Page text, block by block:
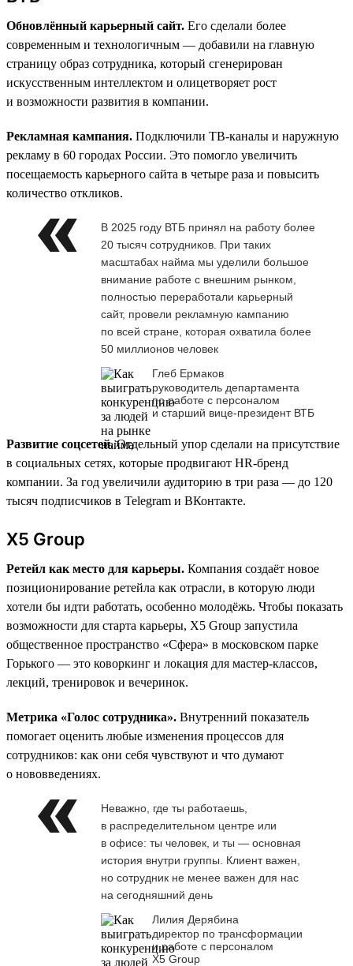
Обновлённый карьерный сайт. Его сделали более
современным и технологичным — добавили на главную
страницу образ сотрудника, который сгенерирован
искусственным интеллектом и олицетворяет рост
и возможности развития в компании.
Рекламная кампания. Подключили ТВ-каналы и наружную
рекламу в 60 городах России. Это помогло увеличить
посещаемость карьерного сайта в четыре раза и повысить
количество откликов.
В 2025 году ВТБ принял на работу более
20 тысяч сотрудников. При таких
масштабах найма мы уделили большое
внимание работе с внешним рынком,
полностью переработали карьерный
сайт, провели рекламную кампанию
по всей стране, которая охватила более
50 миллионов человек
Глеб Ермаков
руководитель департамента
по работе с персоналом
и старший вице-президент ВТБ
Развитие соцсетей.Отдельный упор сделали на присутствие
в социальных сетях, которые продвигают HR-бренд
компании. За год увеличили аудиторию в три раза — до 120
тысяч подписчиков в Telegram и ВКонтакте.
X5 Group
Ретейл как место для карьеры. Компания создаёт новое
позиционирование ретейла как отрасли, в которую люди
хотели бы идти работать, особенно молодёжь. Чтобы показать
возможности для старта карьеры, X5 Group запустила
общественное пространство «Сфера» в московском парке
Горького — это коворкинг и локация для мастер-классов,
лекций, тренировок и вечеринок.
Метрика «Голос сотрудника». Внутренний показатель
помогает оценить любые изменения процессов для
сотрудников: как они себя чувствуют и что думают
о нововведениях.
Неважно, где ты работаешь,
в распределительном центре или
в офисе: ты человек, и ты — основная
история внутри группы. Клиент важен,
но сотрудник не менее важен для нас
на сегодняшний день
Лилия Дерябина
директор по трансформации
и работе с персоналом
Х5 Group